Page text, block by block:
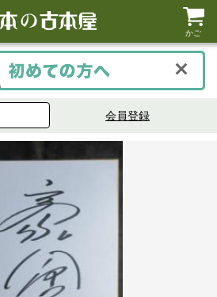
かご
会員登録